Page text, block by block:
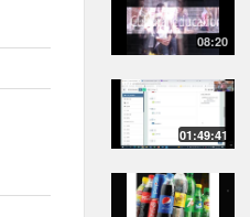
08:20
01:49:41